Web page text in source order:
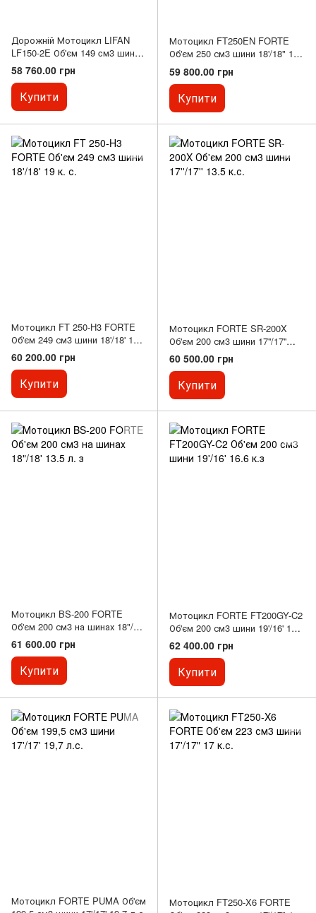
Дорожній Мотоцикл LIFAN
LF150-2E Об'єм 149 cм3 шини
18"-18"
58 760.00 грн
Купити
Мотоцикл FT250EN FORTE
Об'єм 250 см3 шини 18'/18" 17
к.с.
59 800.00 грн
Купити
Мотоцикл FT 250-H3 FORTE
Об'єм 249 см3 шини 18'/18' 19
к. с.
60 200.00 грн
Купити
Мотоцикл FORTE SR-200X
Об'єм 200 см3 шини 17''/17''
13.5 к.с.
60 500.00 грн
Купити
Мотоцикл BS-200 FORTE
Об'єм 200 см3 на шинах 18"/18'
13.5 л. з
61 600.00 грн
Купити
Мотоцикл FORTE FT200GY-C2
Об'єм 200 см3 шини 19'/16' 16.6
к.з
62 400.00 грн
Купити
Мотоцикл FORTE PUMA Об'єм
Мотоцикл FT250-X6 FORTE